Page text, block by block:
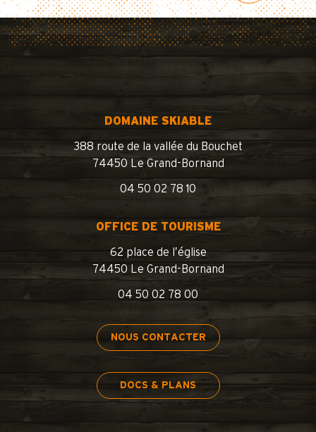
DOMAINE SKIABLE
388 route de la vallée du Bouchet
74450 Le Grand-Bornand
04 50 02 78 10
OFFICE DE TOURISME
62 place de l’église
74450 Le Grand-Bornand
04 50 02 78 00
NOUS CONTACTER
DOCS & PLANS